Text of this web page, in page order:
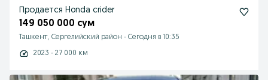
Продается Honda crider
149 050 000 сум
Ташкент, Сергелийский район - Сегодня в 10:35
2023 - 27 000 км